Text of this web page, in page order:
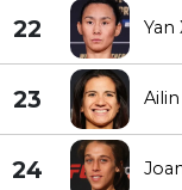
22 Yan
23
24